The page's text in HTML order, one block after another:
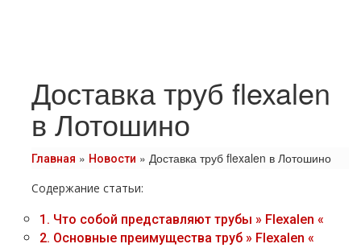
Доставка труб flexalen
в Лотошино
Главная » Новости » Доставка труб flexalen в Лотошино
Содержание статьи:
1. Что собой представляют тpубы » Flехalеn «
2. Основные преимущества тpуб » Flехalеn «